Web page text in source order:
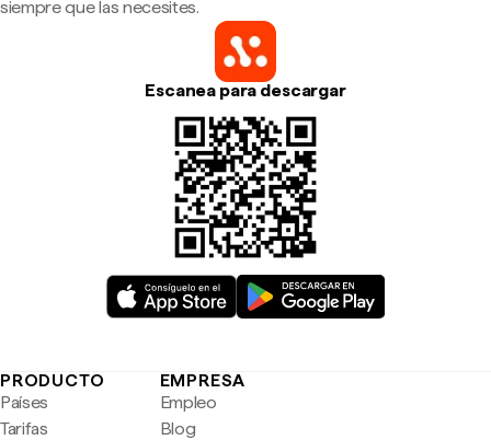
siempre que las necesites.
Escanea para descargar
PRODUCTO
Países
Tarifas
EMPRESA
Empleo
Blog